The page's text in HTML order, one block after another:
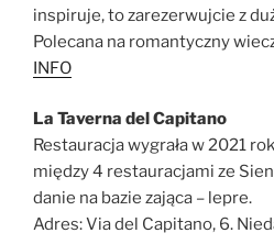
inspiruje, to zarezerwujcie z
Polecana na romantyczny
INFO
La Taverna del Capitano
Restauracja wygrała w 2021
między 4 restauracjami ze
danie na bazie zająca – lepre.
Adres: Via del Capitano, 6.